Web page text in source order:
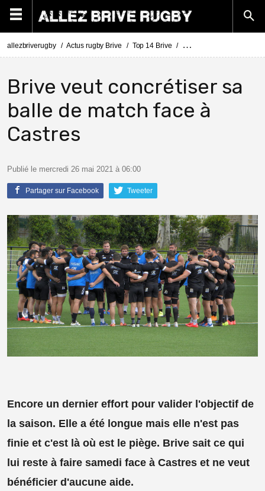
allezbriverugby Actus rugby Brive Top 14 Brive Le CA Brive se prépare
Brive veut concrétiser sa
balle de match face à
Castres
Publié le mercredi 26 mai 2021 à 06:00
Partager sur Facebook Tweeter
Encore un dernier effort pour valider l'objectif de
la saison. Elle a été longue mais elle n'est pas
finie et c'est là où est le piège. Brive sait ce qui
lui reste à faire samedi face à Castres et ne veut
bénéficier d'aucune aide.